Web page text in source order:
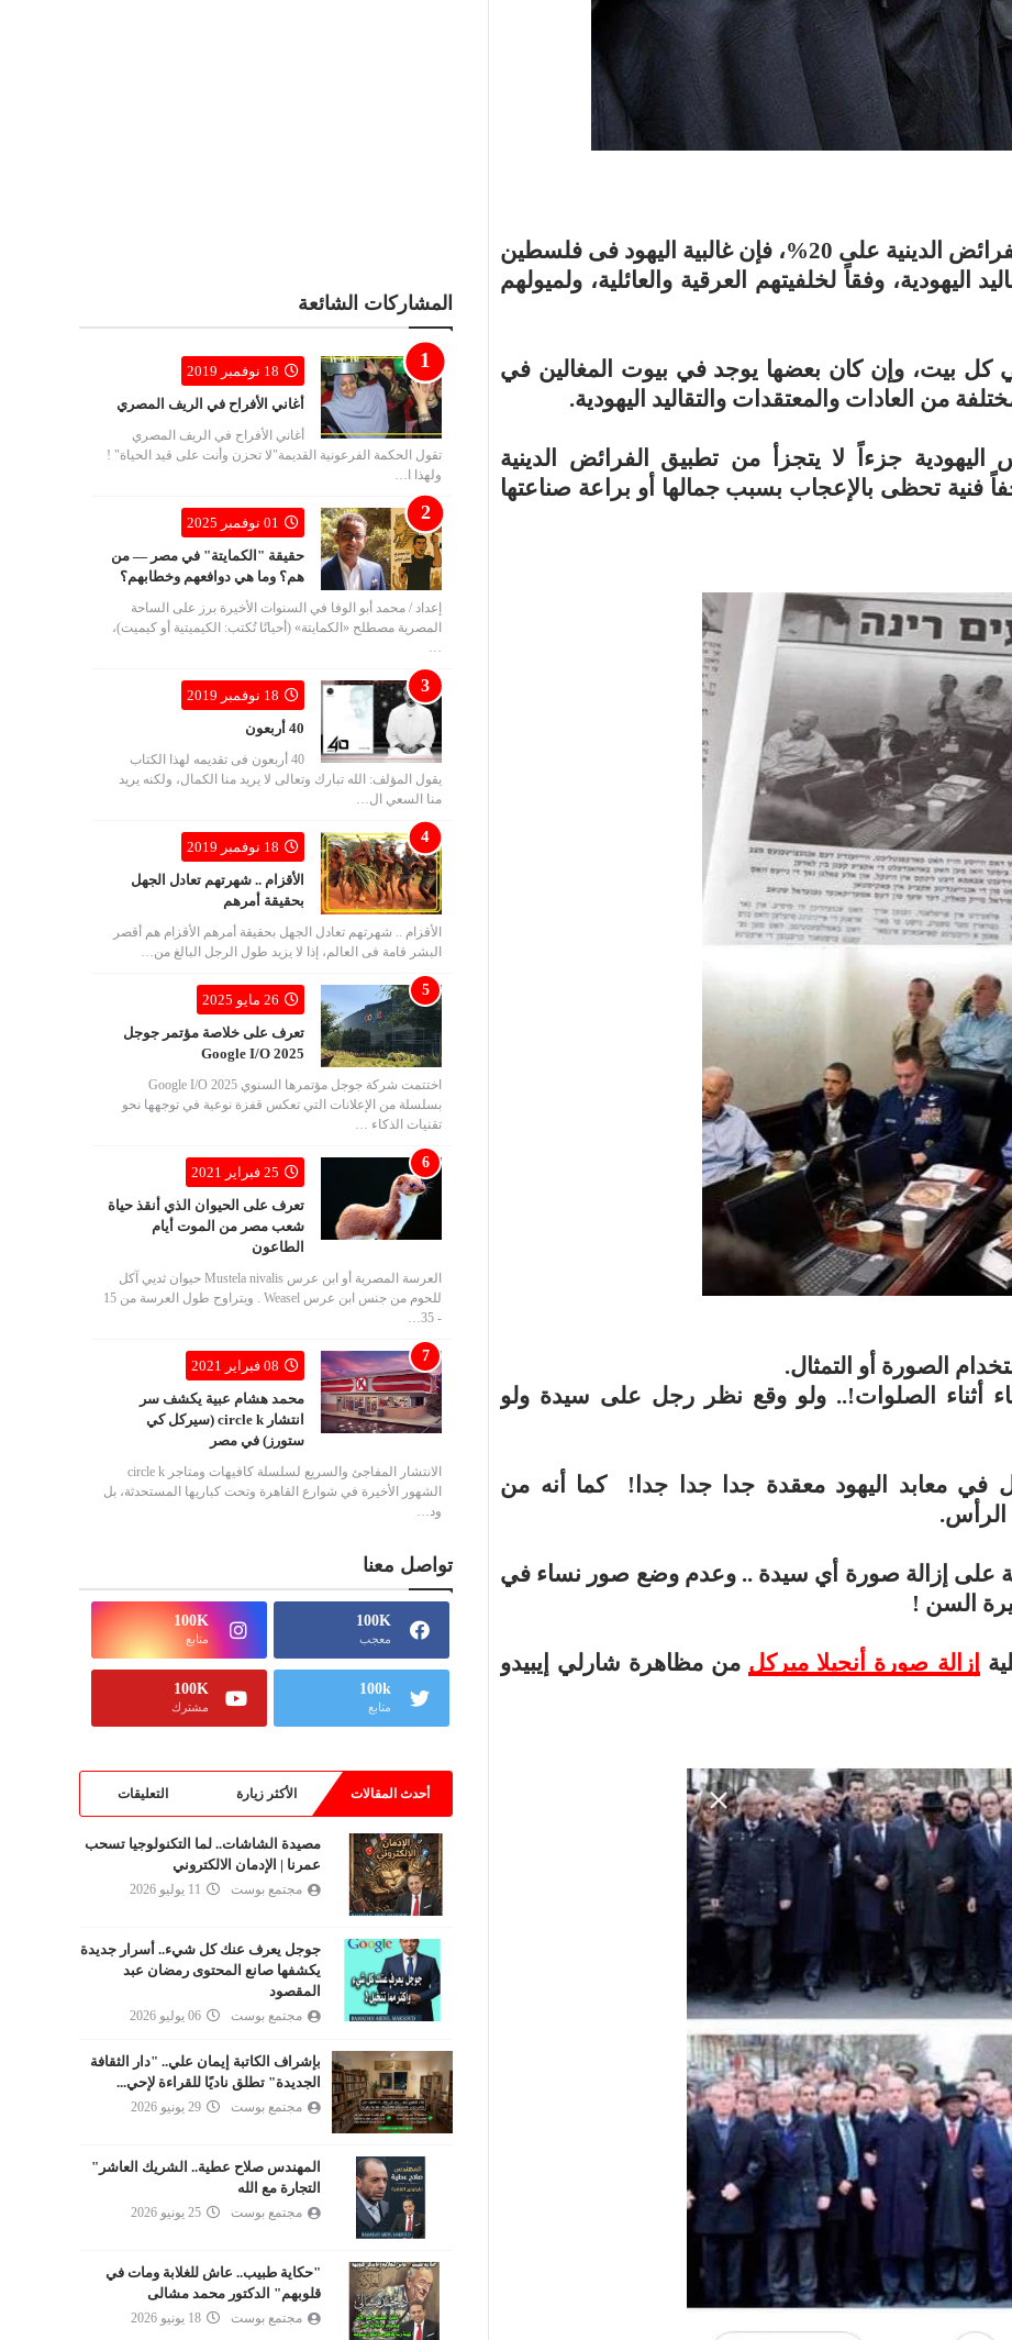
لما التكنولوجيا تسحب
الالكتروني
وفي حين تقتصر نسبة الملتزمين بكافة الفرائض الدينية على 20%، فإن غالبية اليهود فى فلسطين
اليهودية، وفقاً لخلفيتهم العرقية والعائلية، ولميولهم
كل بيت، وإن كان بعضها يوجد في بيوت المغالين في
من العادات والمعتقدات والتقاليد اليهودية.
اليهودية جزءاً لا يتجزأ من تطبيق الفرائض الدينية
فنية تحظى بالإعجاب بسبب جمالها أو براعة صناعتها
الصورة أو التمثال.
أثناء الصلوات!.. ولو وقع نظر رجل على سيدة ولو
في معابد اليهود معقدة جدا جدا جدا!
كما أنه من
على إزالة صورة أي سيدة .. وعدم وضع صور نساء في
السن !
إزالة صورة أنجيلا ميركل من مظاهرة شارلي إيبيدو
المشاركات الشائعة
18 نوفمبر 2019
أغاني الأفراح في الريف المصري
أغاني الأفراح في الريف المصري
تقول الحكمة الفرعونية القديمة"لا تحزن وأنت على قيد الحياة" !
ولهذا ا…
01 نوفمبر 2025
حقيقة "الكمايتة" في مصر — من
هم؟ وما هي دوافعهم وخطابهم؟
إعداد / محمد أبو الوفا في السنوات الأخيرة برز على الساحة
المصرية مصطلح «الكمايتة» (أحيانًا تُكتب: الكيميتية أو كيميت)،
18 نوفمبر 2019
40 أربعون
40 أربعون فى تقديمه لهذا الكتاب
يقول المؤلف: الله تبارك وتعالى لا يريد منا الكمال، ولكنه يريد
منا السعي ال…
18 نوفمبر 2019
الأقزام .. شهرتهم تعادل الجهل
بحقيقة أمرهم
الأقزام .. شهرتهم تعادل الجهل بحقيقة أمرهم الأقزام هم أقصر
البشر قامة فى العالم، إذا لا يزيد طول الرجل البالغ من…
26 مايو 2025
تعرف على خلاصة مؤتمر جوجل
Google I/O 2025
اختتمت شركة جوجل مؤتمرها السنوي Google I/O 2025
بسلسلة من الإعلانات التي تعكس قفزة نوعية في توجهها نحو
تقنيات الذكاء …
25 فبراير 2021
تعرف على الحيوان الذي أنقذ حياة
شعب مصر من الموت أيام
الطاعون
العرسة المصرية أو ابن عرس Mustela nivalis حيوان ثديي آكل
للحوم من جنس ابن عرس Weasel . ويتراوح طول العرسة من 15
- 35…
08 فبراير 2021
محمد هشام عبية يكشف سر
انتشار circle k (سيركل كي
ستورز) في مصر
الشهور الأخيرة في شوارع القاهرة وتحت كباريها المستحدثة، بل
ود…
تواصل معنا
100K
معجب
100K
متابع
100k
متابع
100K
مشترك
أحدث المقالات الأكثر زيارة التعليقات
مصيدة الشاشات.. لما التكنولوجيا تسحب
عمرنا | الإدمان الالكتروني
مجتمع بوست 11 يوليو 2026
جوجل يعرف عنك كل شيء.. أسرار جديدة
يكشفها صانع المحتوى رمضان عبد
المقصود
مجتمع بوست 06 يوليو 2026
بإشراف الكاتبة إيمان علي.. "دار الثقافة
الجديدة" تطلق ناديًا للقراءة لإحي...
مجتمع بوست 29 يونيو 2026
المهندس صلاح عطية.. الشريك العاشر"
التجارة مع الله
مجتمع بوست 25 يونيو 2026
"حكاية طبيب.. عاش للغلابة ومات في
قلوبهم" الدكتور محمد مشالى
مجتمع بوست 18 يونيو 2026